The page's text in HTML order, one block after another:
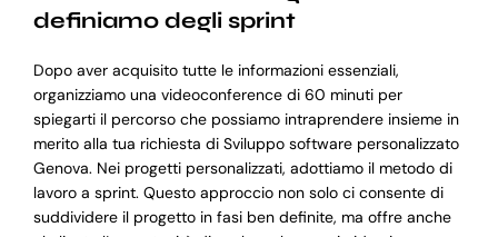
definiamo degli sprint
Dopo aver acquisito tutte le informazioni essenziali,
organizziamo una videoconference di 60 minuti per
spiegarti il percorso che possiamo intraprendere insieme in
merito alla tua richiesta di Sviluppo software personalizzato
Genova. Nei progetti personalizzati, adottiamo il metodo di
lavoro a sprint. Questo approccio non solo ci consente di
suddividere il progetto in fasi ben definite, ma offre anche